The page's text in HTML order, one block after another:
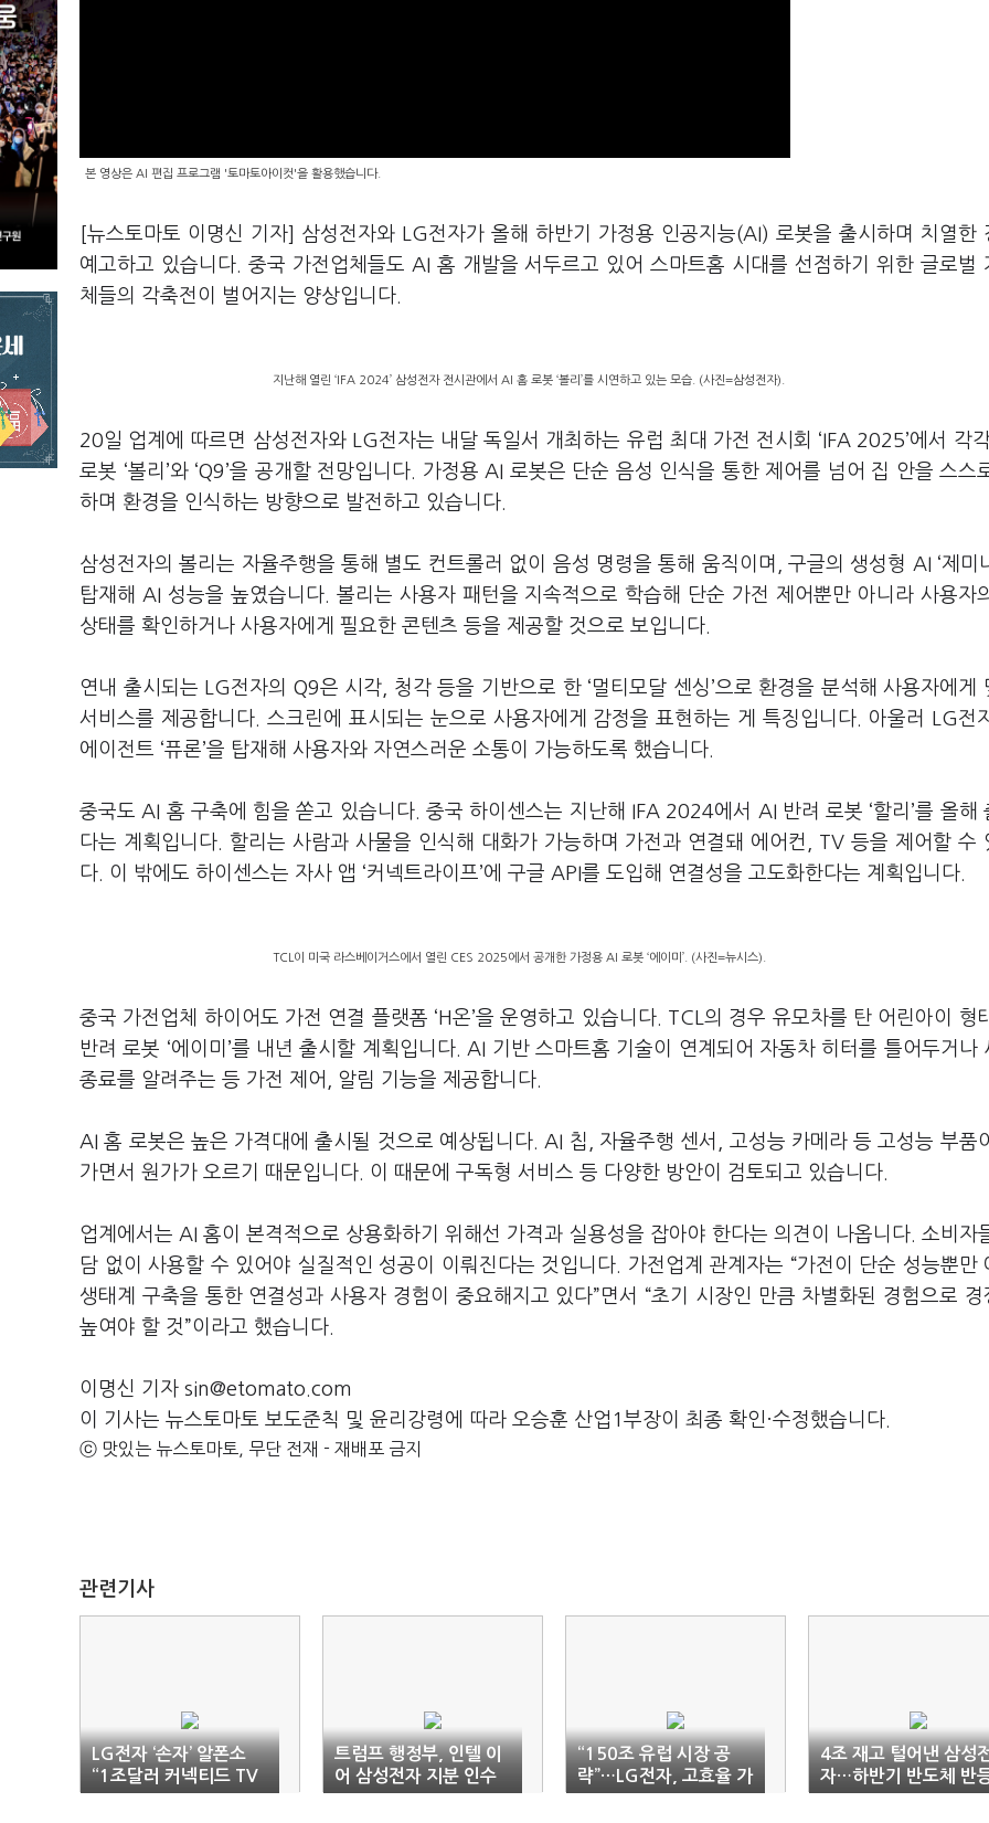
본 영상은 AI 편집 프로그램 '토마토아이컷'을 활용했습니다.
[뉴스토마토 이명신 기자] 삼성전자와 LG전자가 올해 하반기 가정용 인공지능(AI) 로봇을 출시하며 치열한
예고하고 있습니다. 중국 가전업체들도 AI 홈 개발을 서두르고 있어 스마트홈 시대를 선점하기 위한 글로벌
체들의 각축전이 벌어지는 양상입니다.
지난해 열린 ‘IFA 2024’ 삼성전자 전시관에서 AI 홈 로봇 ‘볼리’를 시연하고 있는 모습. (사진=삼성전자).
20일 업계에 따르면 삼성전자와 LG전자는 내달 독일서 개최하는 유럽 최대 가전 전시회 ‘IFA 2025’에서 각
로봇 ‘볼리’와 ‘Q9’을 공개할 전망입니다. 가정용 AI 로봇은 단순 음성 인식을 통한 제어를 넘어 집 안을 스스
하며 환경을 인식하는 방향으로 발전하고 있습니다.
삼성전자의 볼리는 자율주행을 통해 별도 컨트롤러 없이 음성 명령을 통해 움직이며, 구글의 생성형 AI ‘제미
탑재해 AI 성능을 높였습니다. 볼리는 사용자 패턴을 지속적으로 학습해 단순 가전 제어뿐만 아니라 사용자
상태를 확인하거나 사용자에게 필요한 콘텐츠 등을 제공할 것으로 보입니다.
연내 출시되는 LG전자의 Q9은 시각, 청각 등을 기반으로 한 ‘멀티모달 센싱’으로 환경을 분석해 사용자에게
서비스를 제공합니다. 스크린에 표시되는 눈으로 사용자에게 감정을 표현하는 게 특징입니다. 아울러 LG전
에이전트 ‘퓨론’을 탑재해 사용자와 자연스러운 소통이 가능하도록 했습니다.
중국도 AI 홈 구축에 힘을 쏟고 있습니다. 중국 하이센스는 지난해 IFA 2024에서 AI 반려 로봇 ‘할리’를 올해
다는 계획입니다. 할리는 사람과 사물을 인식해 대화가 가능하며 가전과 연결돼 에어컨, TV 등을 제어할 수
다. 이 밖에도 하이센스는 자사 앱 ‘커넥트라이프’에 구글 API를 도입해 연결성을 고도화한다는 계획입니다.
TCL이 미국 라스베이거스에서 열린 CES 2025에서 공개한 가정용 AI 로봇 ‘에이미’. (사진=뉴시스).
중국 가전업체 하이어도 가전 연결 플랫폼 ‘H온’을 운영하고 있습니다. TCL의 경우 유모차를 탄 어린아이 형
반려 로봇 ‘에이미’를 내년 출시할 계획입니다. AI 기반 스마트홈 기술이 연계되어 자동차 히터를 틀어두거나
종료를 알려주는 등 가전 제어, 알림 기능을 제공합니다.
AI 홈 로봇은 높은 가격대에 출시될 것으로 예상됩니다. AI 칩, 자율주행 센서, 고성능 카메라 등 고성능 부품
가면서 원가가 오르기 때문입니다. 이 때문에 구독형 서비스 등 다양한 방안이 검토되고 있습니다.
업계에서는 AI 홈이 본격적으로 상용화하기 위해선 가격과 실용성을 잡아야 한다는 의견이 나옵니다. 소비자
담 없이 사용할 수 있어야 실질적인 성공이 이뤄진다는 것입니다. 가전업계 관계자는 “가전이 단순 성능뿐만
생태계 구축을 통한 연결성과 사용자 경험이 중요해지고 있다”면서 “초기 시장인 만큼 차별화된 경험으로 경
높여야 할 것”이라고 했습니다.
이명신 기자 sin@etomato.com
이 기사는 뉴스토마토 보도준칙 및 윤리강령에 따라 오승훈 산업1부장이 최종 확인·수정했습니다.
ⓒ 맛있는 뉴스토마토, 무단 전재 - 재배포 금지
관련기사
LG전자 ‘손자’ 알폰소
“1조달러 커넥티드 TV
시장 잡겠다”
트럼프 행정부, 인텔 이
어 삼성전자 지분 인수
가능성
“150조 유럽 시장 공
략”…LG전자, 고효율 가
전 25종 공개
4조 재고 털어낸 삼성
자…하반기 반도체 반
‘기지개’